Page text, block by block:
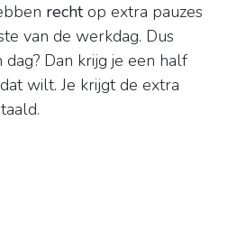
rechtop extra pauzes
van de werkdag. Dus
Dan krijg je een half
wilt. Je krijgt de extra